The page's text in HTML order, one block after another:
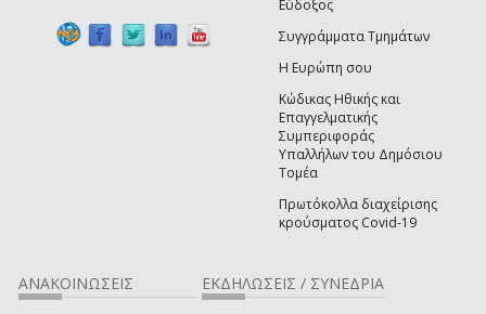
Εύδοξος
Συγγράμματα Τμημάτων
Η Ευρώπη σου
Κώδικας Ηθικής και
Επαγγελματικής
Συμπεριφοράς
Υπαλλήλων του Δημόσιου
Τομέα
Πρωτόκολλα διαχείρισης
κρούσματος Covid-19
ΑΝΑΚΟΙΝΩΣΕΙΣ ΕΚΔΗΛΩΣΕΙΣ / ΣΥΝΕΔΡΙΑ